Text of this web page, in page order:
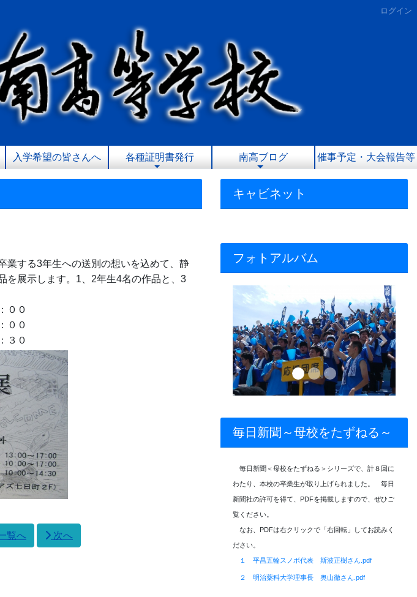
ログイン
入学希望の皆さんへ 各種証明書発行 南高ブログ 催事予定・大会報告等
する3年生への送別の想いを込めて、静
を展示します。1、2年生4名の作品と、3
００
００
３０
覧へ 次へ
キャビネット
フォトアルバム
Previous Next
毎日新聞～母校をたずねる～
毎日新聞＜母校をたずねる＞シリーズで、計８回に
わたり、本校の卒業生が取り上げられました。 毎日
新聞社の許可を得て、PDFを掲載しますので、ぜひご
覧ください。
なお、PDFは右クリックで「右回転」してお読みく
ださい。
１ 平昌五輪スノボ代表 斯波正樹さん.pdf
２ 明治薬科大学理事長 奥山徹さん.pdf